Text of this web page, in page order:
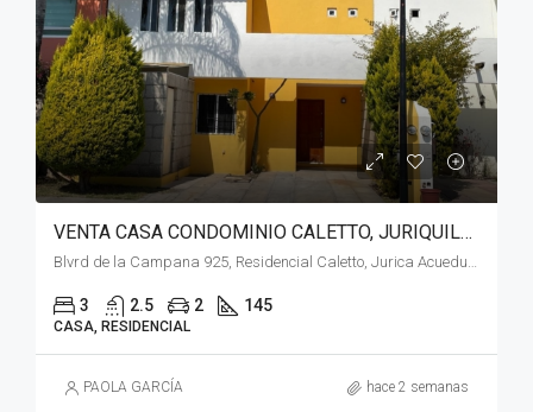
VENTA CASA CONDOMINIO CALETTO, JURIQUILLA QUERETARO
Blvrd de la Campana 925, Residencial Caletto, Jurica Acueducto, 76230 Juriquilla, Qro.
3 2.5 2 145
CASA, RESIDENCIAL
PAOLA GARCÍA hace 2 semanas